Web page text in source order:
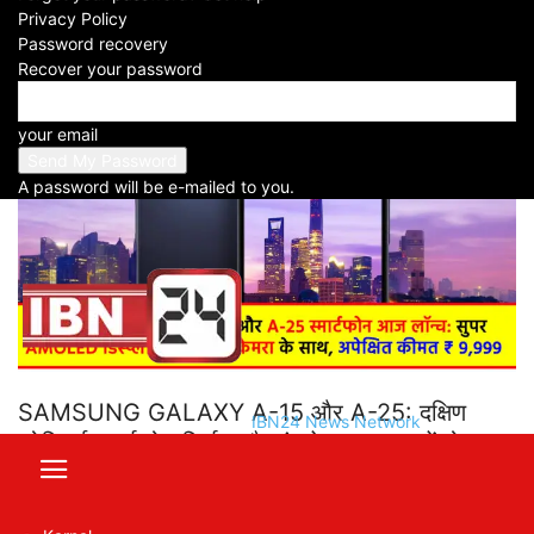
Privacy Policy
Password recovery
Recover your password
your email
A password will be e-mailed to you.
IBN24 News Network
Facebook
SAMSUNG GALAXY A-15 और A-25: दक्षिण
ए-सीरीज़ स्मार्टफोन लॉन्च किए: सैमसंग गैलेक्सी ए-15 5जी